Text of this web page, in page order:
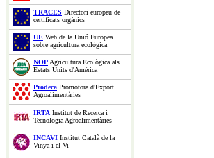
TRACES Directori europeu de
certificats orgànics
UE Web de la Unió Europea
sobre agricultura ecològica
NOPAgricultura Ecològica als
Estats Units d'Amèrica
Prodeca Promotora d'Export.
Agroalimentàries
IRTA Institut de Recerca i
Tecnologia Agroalimentàries
INCAVI Institut Català de la
Vinya i el Vi